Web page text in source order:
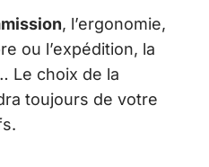
, l’ergonomie,
ou l’expédition, la
Le choix de la
toujours de votre